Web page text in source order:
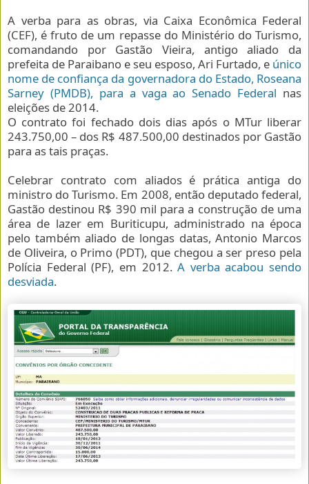
A verba para as obras, via Caixa Econômica Federal
(CEF), é fruto de um repasse do Ministério do Turismo,
comandando por Gastão Vieira, antigo aliado da
prefeita de Paraibano e seu esposo, Ari Furtado, e único
nome de confiança da governadora do Estado, Roseana
Sarney (PMDB), para a vaga ao Senado Federal nas
eleições de 2014.
O contrato foi fechado dois dias após o MTur liberar
243.750,00 – dos R$ 487.500,00 destinados por Gastão
para as tais praças.
Celebrar contrato com aliados é prática antiga do
ministro do Turismo. Em 2008, então deputado federal,
Gastão destinou R$ 390 mil para a construção de uma
área de lazer em Buriticupu, administrado na época
pelo também aliado de longas datas, Antonio Marcos
de Oliveira, o Primo (PDT), que chegou a ser preso pela
Polícia Federal (PF), em 2012.A verba acabou sendo
desviada.